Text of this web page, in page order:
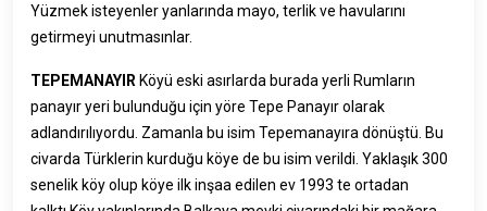
Yüzmek isteyenler yanlarında mayo, terlik ve havularını
getirmeyi unutmasınlar.
TEPEMANAYIR Köyü eski asırlarda burada yerli Rumların
panayır yeri bulunduğu için yöre Tepe Panayır olarak
adlandırılıyordu. Zamanla bu isim Tepemanayıra dönüştü. Bu
civarda Türklerin kurduğu köye de bu isim verildi. Yaklaşık 300
senelik köy olup köye ilk inşaa edilen ev 1993 te ortadan